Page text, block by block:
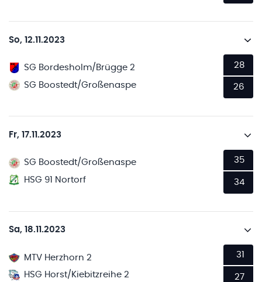
So, 12.11.2023
SG Bordesholm/Brügge 2
SG Boostedt/Großenaspe
28
26
Fr, 17.11.2023
SG Boostedt/Großenaspe
HSG 91 Nortorf
35
34
Sa, 18.11.2023
MTV Herzhorn 2
HSG Horst/Kiebitzreihe 2
31
27